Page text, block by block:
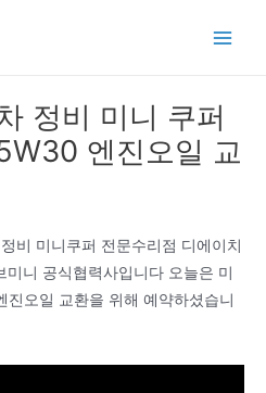
정비 미니 쿠퍼
엔진오일 교
비 미니쿠퍼 전문수리점 디에이치
미니 공식협력사입니다 오늘은 미
오일 교환을 위해 예약하셨습니